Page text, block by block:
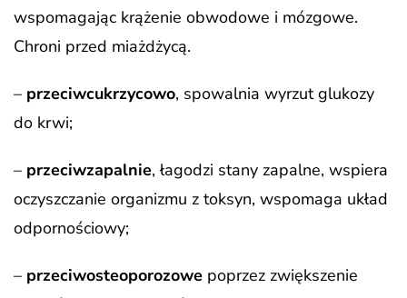
wspomagając krążenie obwodowe i mózgowe.
Chroni przed miażdżycą.
– przeciwcukrzycowo, spowalnia wyrzut glukozy
do krwi;
– przeciwzapalnie, łagodzi stany zapalne, wspiera
oczyszczanie organizmu z toksyn, wspomaga układ
odpornościowy;
– przeciwosteoporozowe poprzez zwiększenie